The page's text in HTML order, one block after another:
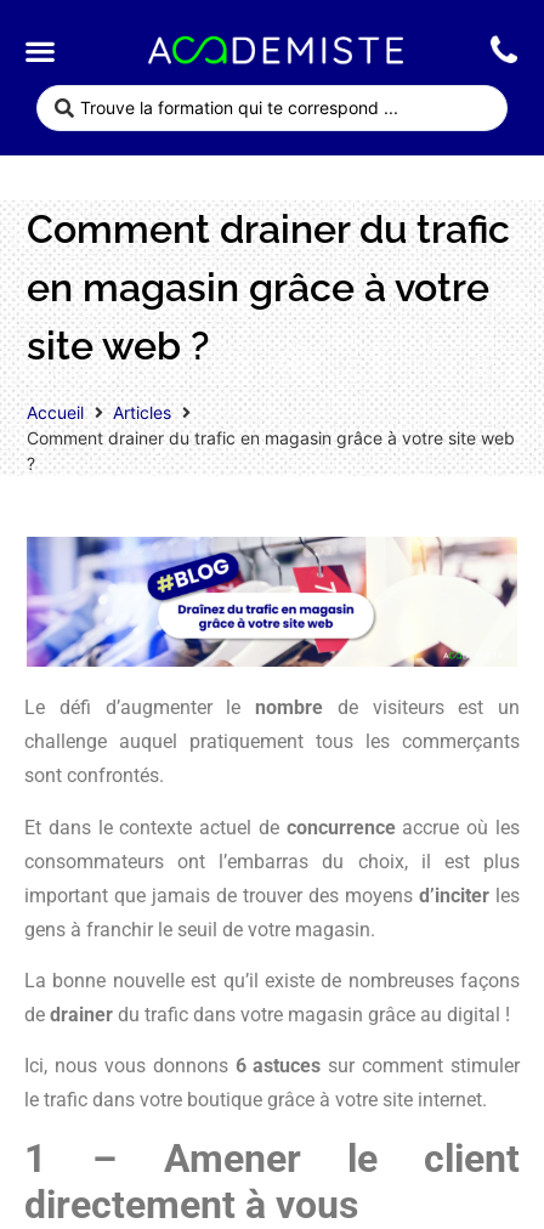
Comment drainer du trafic
en magasin grâce à votre
site web ?
Accueil
Articles
Comment drainer du trafic en magasin grâce à votre site web
?
Le défi d’augmenter le nombre de visiteurs est un
challenge auquel pratiquement tous les commerçants
sont confrontés.
Et dans le contexte actuel de concurrenceaccrue où les
consommateurs ont l’embarras du choix, il est plus
important que jamais de trouver des moyens d’inciter les
gens à franchir le seuil de votre magasin.
La bonne nouvelle est qu’il existe de nombreuses façons
de drainer du trafic dans votre magasin grâce au digital !
Ici, nous vous donnons 6 astuces sur comment stimuler
le trafic dans votre boutique grâce à votre site internet.
1 – Amener le client
directement à vous